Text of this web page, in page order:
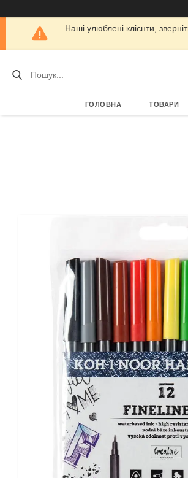
Наші улюблені клієнти,
ГОЛОВНА ТОВАРИ